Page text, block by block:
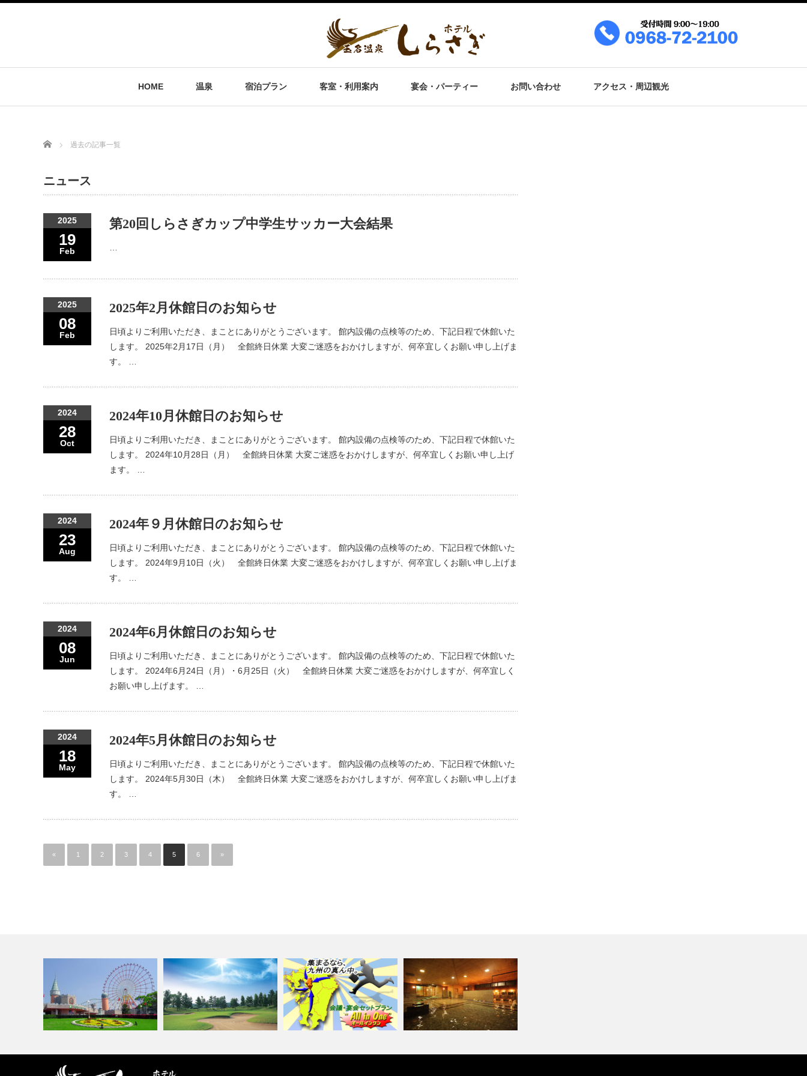
HOME 温泉 宿泊プラン 客室・利用案内 宴会・パーティー お問い合わせ アクセス・周辺観光
Home 過去の記事一覧
ニュース
2025
19
Feb
第20回しらさぎカップ中学生サッカー大会結果
2025
08
Feb
2025年2月休館日のお知らせ
日頃よりご利用いただき、まことにありがとうございます。 館内設備の点検等のため、下記日程で休館いた
します。 2025年2月17日（月） 全館終日休業 大変ご迷惑をおかけしますが、何卒宜しくお願い申し上げま
す。 …
2024
28
Oct
2024年10月休館日のお知らせ
日頃よりご利用いただき、まことにありがとうございます。 館内設備の点検等のため、下記日程で休館いた
します。 2024年10月28日（月） 全館終日休業 大変ご迷惑をおかけしますが、何卒宜しくお願い申し上げ
ます。 …
2024
23
Aug
2024年９月休館日のお知らせ
日頃よりご利用いただき、まことにありがとうございます。 館内設備の点検等のため、下記日程で休館いた
します。 2024年9月10日（火） 全館終日休業 大変ご迷惑をおかけしますが、何卒宜しくお願い申し上げま
す。 …
2024
08
Jun
2024年6月休館日のお知らせ
日頃よりご利用いただき、まことにありがとうございます。 館内設備の点検等のため、下記日程で休館いた
します。 2024年6月24日（月）・6月25日（火） 全館終日休業 大変ご迷惑をおかけしますが、何卒宜しく
お願い申し上げます。 …
2024
18
May
2024年5月休館日のお知らせ
日頃よりご利用いただき、まことにありがとうございます。 館内設備の点検等のため、下記日程で休館いた
します。 2024年5月30日（木） 全館終日休業 大変ご迷惑をおかけしますが、何卒宜しくお願い申し上げま
す。 …
« 1 2 3 4 5 6 »